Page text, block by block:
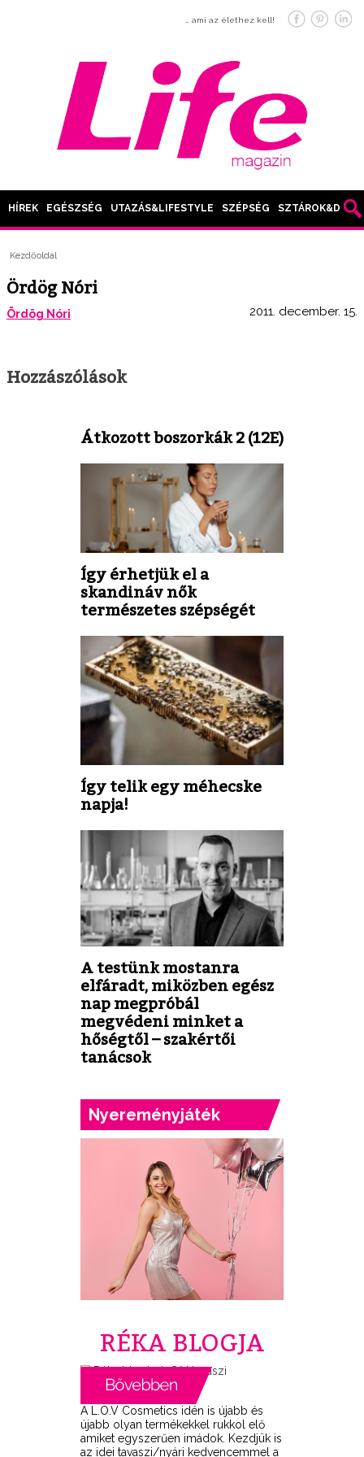
… ami az élethez kell!
HÍREK EGÉSZSÉG UTAZÁS&LIFESTYLE SZÉPSÉG SZTÁROK&DIVAT
Kezdőoldal
Ördög Nóri
2011. december. 15.
Ördög Nóri
Hozzászólások
Átkozott boszorkák 2 (12E)
Így érhetjük el a
skandináv nők
természetes szépségét
Így telik egy méhecske
napja!
A testünk mostanra
elfáradt, miközben egész
nap megpróbál
megvédeni minket a
hőségtől – szakértői
tanácsok
Nyereményjáték
RÉKA BLOGJA
A L.O.V Cosmetics idén is újabb és
újabb olyan termékekkel rukkol elő
amiket egyszerűen imádok. Kezdjük is
az idei tavaszi/nyári kedvencemmel a